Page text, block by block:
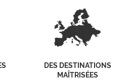
DES DESTINATIONS
MAÎTRISÉES